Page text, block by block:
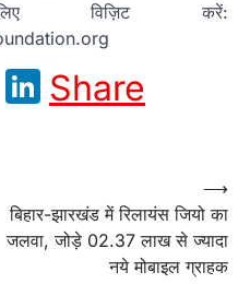
विज़िट करें:
EmailLinkedIn
Share
बिहार-झारखंड में रिलायंस जियो का
जलवा, जोड़े 02.37 लाख से ज्यादा
नये मोबाइल ग्राहक
⟶